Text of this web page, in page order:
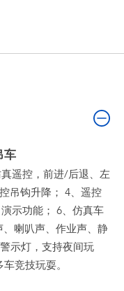
车
遥控，前进/后退、左
吊钩升降； 4、遥控
示功能； 6、仿真车
喇叭声、作业声、静
示灯，支持夜间玩
竞技玩耍。